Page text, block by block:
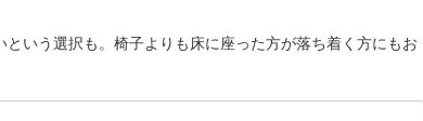
いう選択も。椅子よりも床に座った方が落ち着く方にもお